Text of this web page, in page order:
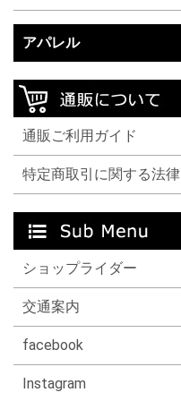
アパレル
通販ご利用ガイド
特定商取引に関する法律
ショップライダー
交通案内
facebook
Instagram